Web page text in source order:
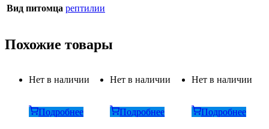
Вид питомца рептилии
Похожие товары
Нет в наличии
Подробнее
Нет в наличии
Подробнее
Нет в наличии
Подробнее